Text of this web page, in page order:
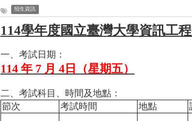
招生資訊
114學年度國立臺灣大學資訊工
一、考試日期：
114 年 7 月 4日（星期五）
二、考試科目、時間及地點：
節次
考試時間 地點